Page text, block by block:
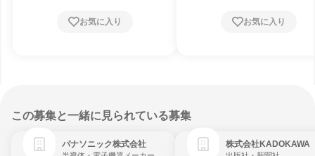
お気に入り お気に入り
この募集と一緒に見られている募集
パナソニック株式会社 株式会社KADOKAWA